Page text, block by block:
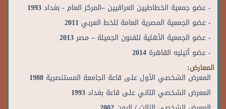
- عضو جمعية الخطاطيين العراقيين –المركز العام - بغداد 1993
- عضو الجمعية المصرية العامة للخط العربي 2011
- عضو الجمعية الأهلية للفنون الجميلة – مصر 2013
- عضو أتيليه القاهرة 2014
المعارض:
المعرض الشخصي الأول على قاعة الجامعة المستنصرية 1988
المعرض الشخصي الثاني على قاعة بغداد 1993